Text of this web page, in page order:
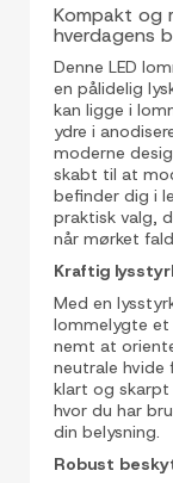
Kompakt og
hverdagens
Denne LED
en pålidelig
kan ligge i
ydre i
moderne
skabt til at
befinder dig i
praktisk valg,
når mørket
Kraftig
Med en
lommelygte
nemt at
neutrale hvide
klart og skarpt
hvor du har
din belysning.
Robust